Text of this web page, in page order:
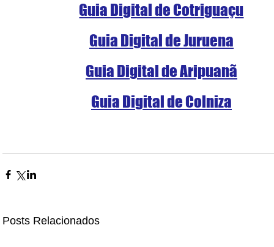
Guia Digital de Cotriguaçu
Guia Digital de Juruena
Guia Digital de Aripuanã
Guia Digital de Colniza
Posts Relacionados